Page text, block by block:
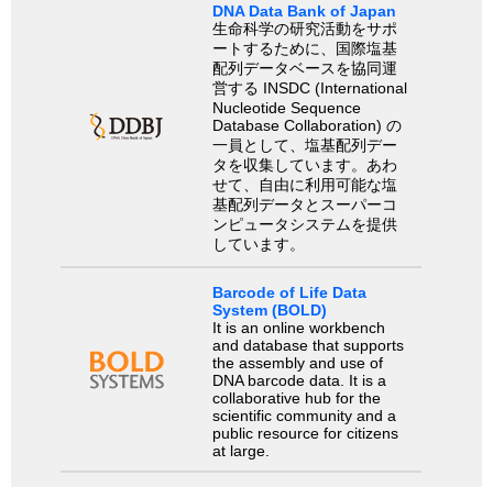
DNA Data Bank of Japan
生命科学の研究活動をサポ
ートするために、国際塩基
配列データベースを協同運
営する INSDC (International
Nucleotide Sequence
Database Collaboration) の
一員として、塩基配列デー
タを収集しています。あわ
せて、自由に利用可能な塩
基配列データとスーパーコ
ンピュータシステムを提供
しています。
Barcode of Life Data
System (BOLD)
It is an online workbench
and database that supports
the assembly and use of
DNA barcode data. It is a
collaborative hub for the
scientific community and a
public resource for citizens
at large.